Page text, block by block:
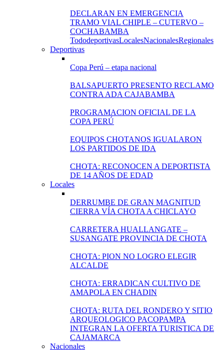
DECLARAN EN EMERGENCIA
TRAMO VIAL CHIPLE – CUTERVO –
COCHABAMBA
TododeportivasLocalesNacionalesRegionales
Deportivas
Copa Perú – etapa nacional
BALSAPUERTO PRESENTO RECLAMO
CONTRA ADA CAJABAMBA
PROGRAMACION OFICIAL DE LA
COPA PERÚ
EQUIPOS CHOTANOS IGUALARON
LOS PARTIDOS DE IDA
CHOTA: RECONOCEN A DEPORTISTA
DE 14 AÑOS DE EDAD
Locales
DERRUMBE DE GRAN MAGNITUD
CIERRA VÍA CHOTA A CHICLAYO
CARRETERA HUALLANGATE –
SUSANGATE PROVINCIA DE CHOTA
CHOTA: PION NO LOGRO ELEGIR
ALCALDE
CHOTA: ERRADICAN CULTIVO DE
AMAPOLA EN CHADIN
CHOTA: RUTA DEL RONDERO Y SITIO
ARQUEOLOGICO PACOPAMPA
INTEGRAN LA OFERTA TURISTICA DE
CAJAMARCA
Nacionales